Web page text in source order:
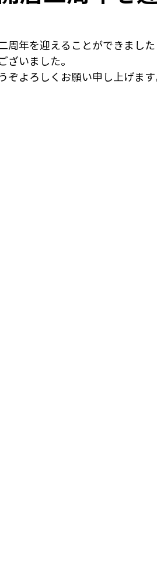
周年を迎えることができまし
ざいました。
ぞよろしくお願い申し上げます